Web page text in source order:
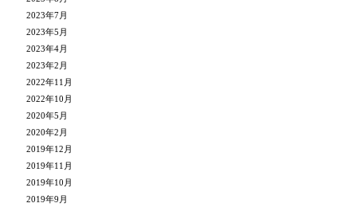
2023年7月
2023年5月
2023年4月
2023年2月
2022年11月
2022年10月
2020年5月
2020年2月
2019年12月
2019年11月
2019年10月
2019年9月